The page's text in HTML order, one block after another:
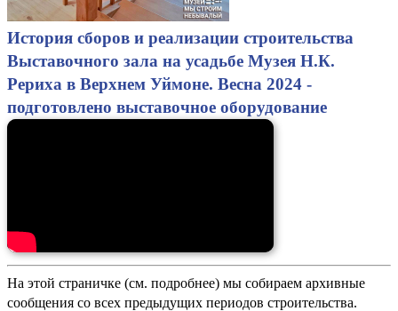
История сборов и реализации строительства
Выставочного зала на усадьбе Музея Н.К.
Рериха в Верхнем Уймоне. Весна 2024 -
подготовлено выставочное оборудование
На этой страничке (см. подробнее) мы собираем архивные
сообщения со всех предыдущих периодов строительства.